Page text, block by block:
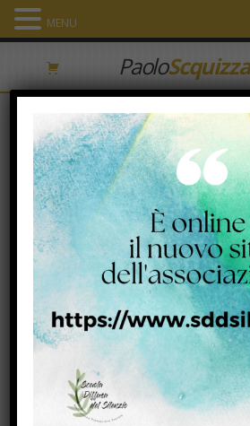
Paolo
OMELIA XIV
Ordinario. Anno B
1 Luglio 2021
Facebook
Twitter
Email
Mc 6, 1-6
«Lì non poteva fare nessun prodigio…» (v. 5).
L’amore non trova accoglienza e non può
Occorre essere molto ‘vuoti’ per poter
Finché pensiamo che Dio sia ‘così e così’ di
egli è puro ‘nulla’ ricorda Meister Echkart, nel
quello; il ‘neti-neti’ della tradizione induista.
I conterranei di Gesù credono di conoscere
questo come disprezzo.
I pensieri, le immagini, le attese, le
fatto la morte, trasformandolo in un idolo,
Gesù s’attende la fede, quella che ha trovato
MENU